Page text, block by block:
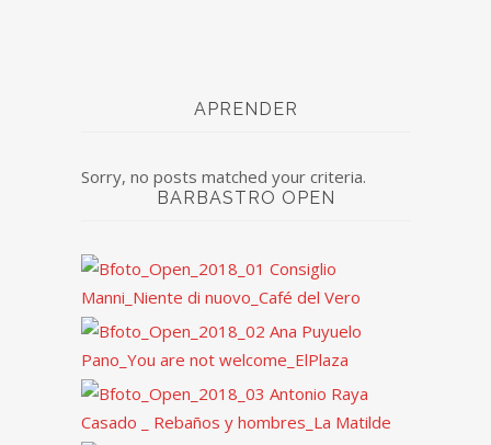
APRENDER
Sorry, no posts matched your criteria.
BARBASTRO OPEN